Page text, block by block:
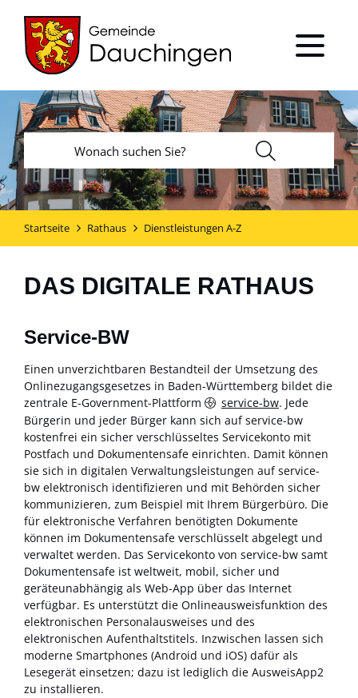
Startseite Rathaus Dienstleistungen A-Z
DAS DIGITALE RATHAUS
Service-BW
Einen unverzichtbaren Bestandteil der Umsetzung des
Onlinezugangsgesetzes in Baden-Württemberg bildet die
zentrale E-Government-Plattform
service-bw. Jede
Bürgerin und jeder Bürger kann sich auf service-bw
kostenfrei ein sicher verschlüsseltes Servicekonto mit
Postfach und Dokumentensafe einrichten. Damit können
sie sich in digitalen Verwaltungsleistungen auf service-
bw elektronisch identifizieren und mit Behörden sicher
kommunizieren, zum Beispiel mit Ihrem Bürgerbüro. Die
für elektronische Verfahren benötigten Dokumente
können im Dokumentensafe verschlüsselt abgelegt und
verwaltet werden. Das Servicekonto von service-bw samt
Dokumentensafe ist weltweit, mobil, sicher und
geräteunabhängig als Web-App über das Internet
verfügbar. Es unterstützt die Onlineausweisfunktion des
elektronischen Personalausweises und des
elektronischen Aufenthaltstitels. Inzwischen lassen sich
moderne Smartphones (Android und iOS) dafür als
Lesegerät einsetzen; dazu ist lediglich die AusweisApp2
zu installieren.